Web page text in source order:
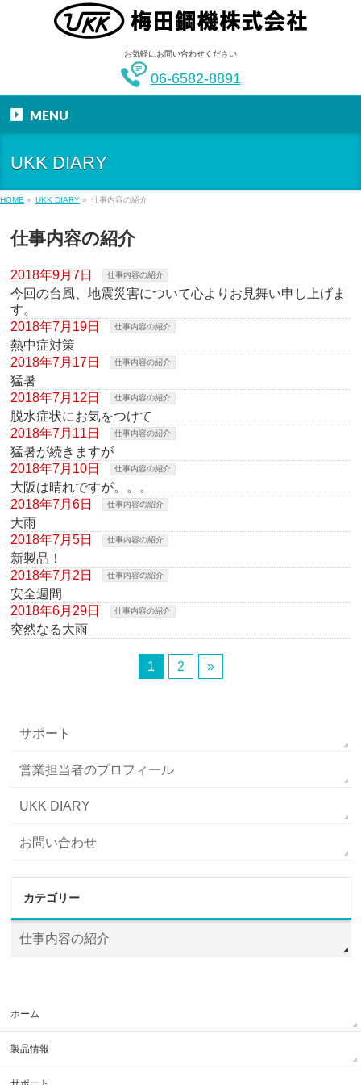
お気軽にお問い合わせください
06-6582-8891
MENU
UKK DIARY
HOME » UKK DIARY » 仕事内容の紹介
仕事内容の紹介
2018年9月7日 仕事内容の紹介
今回の台風、地震災害について心よりお見舞い申し上げま
す。
2018年7月19日
仕事内容の紹介
熱中症対策
2018年7月17日
仕事内容の紹介
猛暑
2018年7月12日
仕事内容の紹介
脱水症状にお気をつけて
2018年7月11日
仕事内容の紹介
猛暑が続きますが
2018年7月10日
仕事内容の紹介
大阪は晴れですが。。。
2018年7月6日
仕事内容の紹介
大雨
2018年7月5日
仕事内容の紹介
新製品！
2018年7月2日
仕事内容の紹介
安全週間
2018年6月29日
仕事内容の紹介
突然なる大雨
1 2 »
サポート
営業担当者のプロフィール
UKK DIARY
お問い合わせ
カテゴリー
仕事内容の紹介
ホーム
製品情報